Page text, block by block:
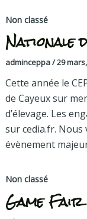
Non classé
Nationale
adminceppa/29
Cette année le
de Cayeux sur
d’élevage. Les
sur cedia.fr.
évènement
Non classé
Game